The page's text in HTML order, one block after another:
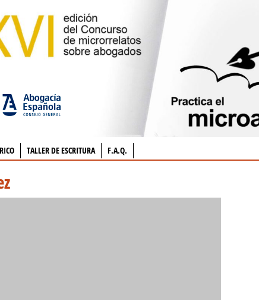
TALLER DE ESCRITURA F.A.Q.